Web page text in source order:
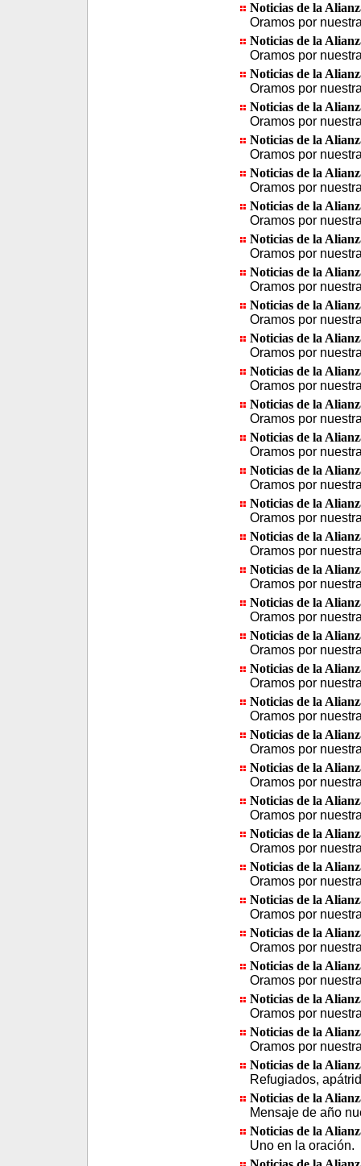
Noticias de la
Oramos por
Noticias de la
Oramos por
Noticias de la
Oramos por
Noticias de la
Oramos por
Noticias de la
Oramos por
Noticias de la
Oramos por
Noticias de la
Oramos por
Noticias de la
Oramos por
Noticias de la
Oramos por
Noticias de la
Oramos por
Noticias de la
Oramos por
Noticias de la
Oramos por
Noticias de la
Oramos por
Noticias de la
Oramos por
Noticias de la
Oramos por
Noticias de la
Oramos por
Noticias de la
Oramos por
Noticias de la
Oramos por
Noticias de la
Oramos por
Noticias de la
Oramos por
Noticias de la
Oramos por
Noticias de la
Oramos por
Noticias de la
Oramos por
Noticias de la
Oramos por
Noticias de la
Oramos por
Noticias de la
Oramos por
Noticias de la
Oramos por
Noticias de la
Oramos por
Noticias de la
Oramos por
Noticias de la
Oramos por
Noticias de la
Oramos por
Noticias de la
Oramos por
Noticias de la
Refugiados,
Noticias de la
Mensaje de año
Noticias de la
Uno en la oración.